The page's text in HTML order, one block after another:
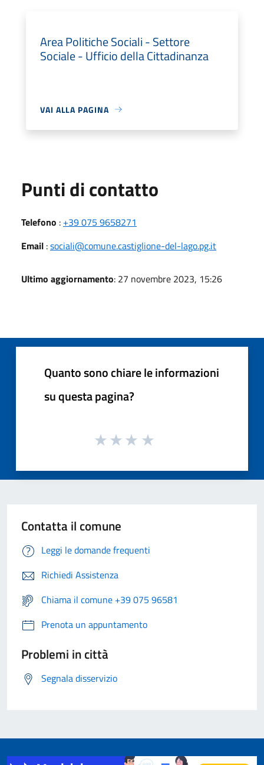
Area Politiche Sociali - Settore
Sociale - Ufficio della Cittadinanza
VAI ALLA PAGINA
Punti di contatto
Telefono : +39 075 9658271
Email :sociali@comune.castiglione-del-lago.pg.it
Ultimo aggiornamento: 27 novembre 2023, 15:26
Quanto sono chiare le informazioni
su questa pagina?
Contatta il comune
Leggi le domande frequenti
Richiedi Assistenza
Chiama il comune +39 075 96581
Prenota un appuntamento
Problemi in città
Segnala disservizio